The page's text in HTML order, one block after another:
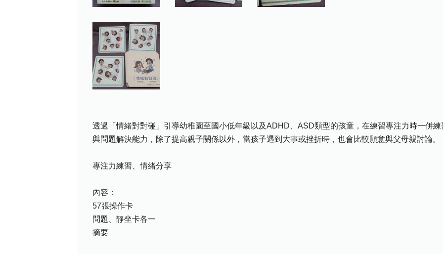
透過「情緒對對碰」引導幼稚園至國小低年級以及ADHD、ASD類型的孩童，在練習專注力時一併
與問題解決能力，除了提高親子關係以外，當孩子遇到大事或挫折時，也會比較願意與父母親討論。
專注力練習、情緒分享
內容：
57張操作卡
問題、靜坐卡各一
摘要